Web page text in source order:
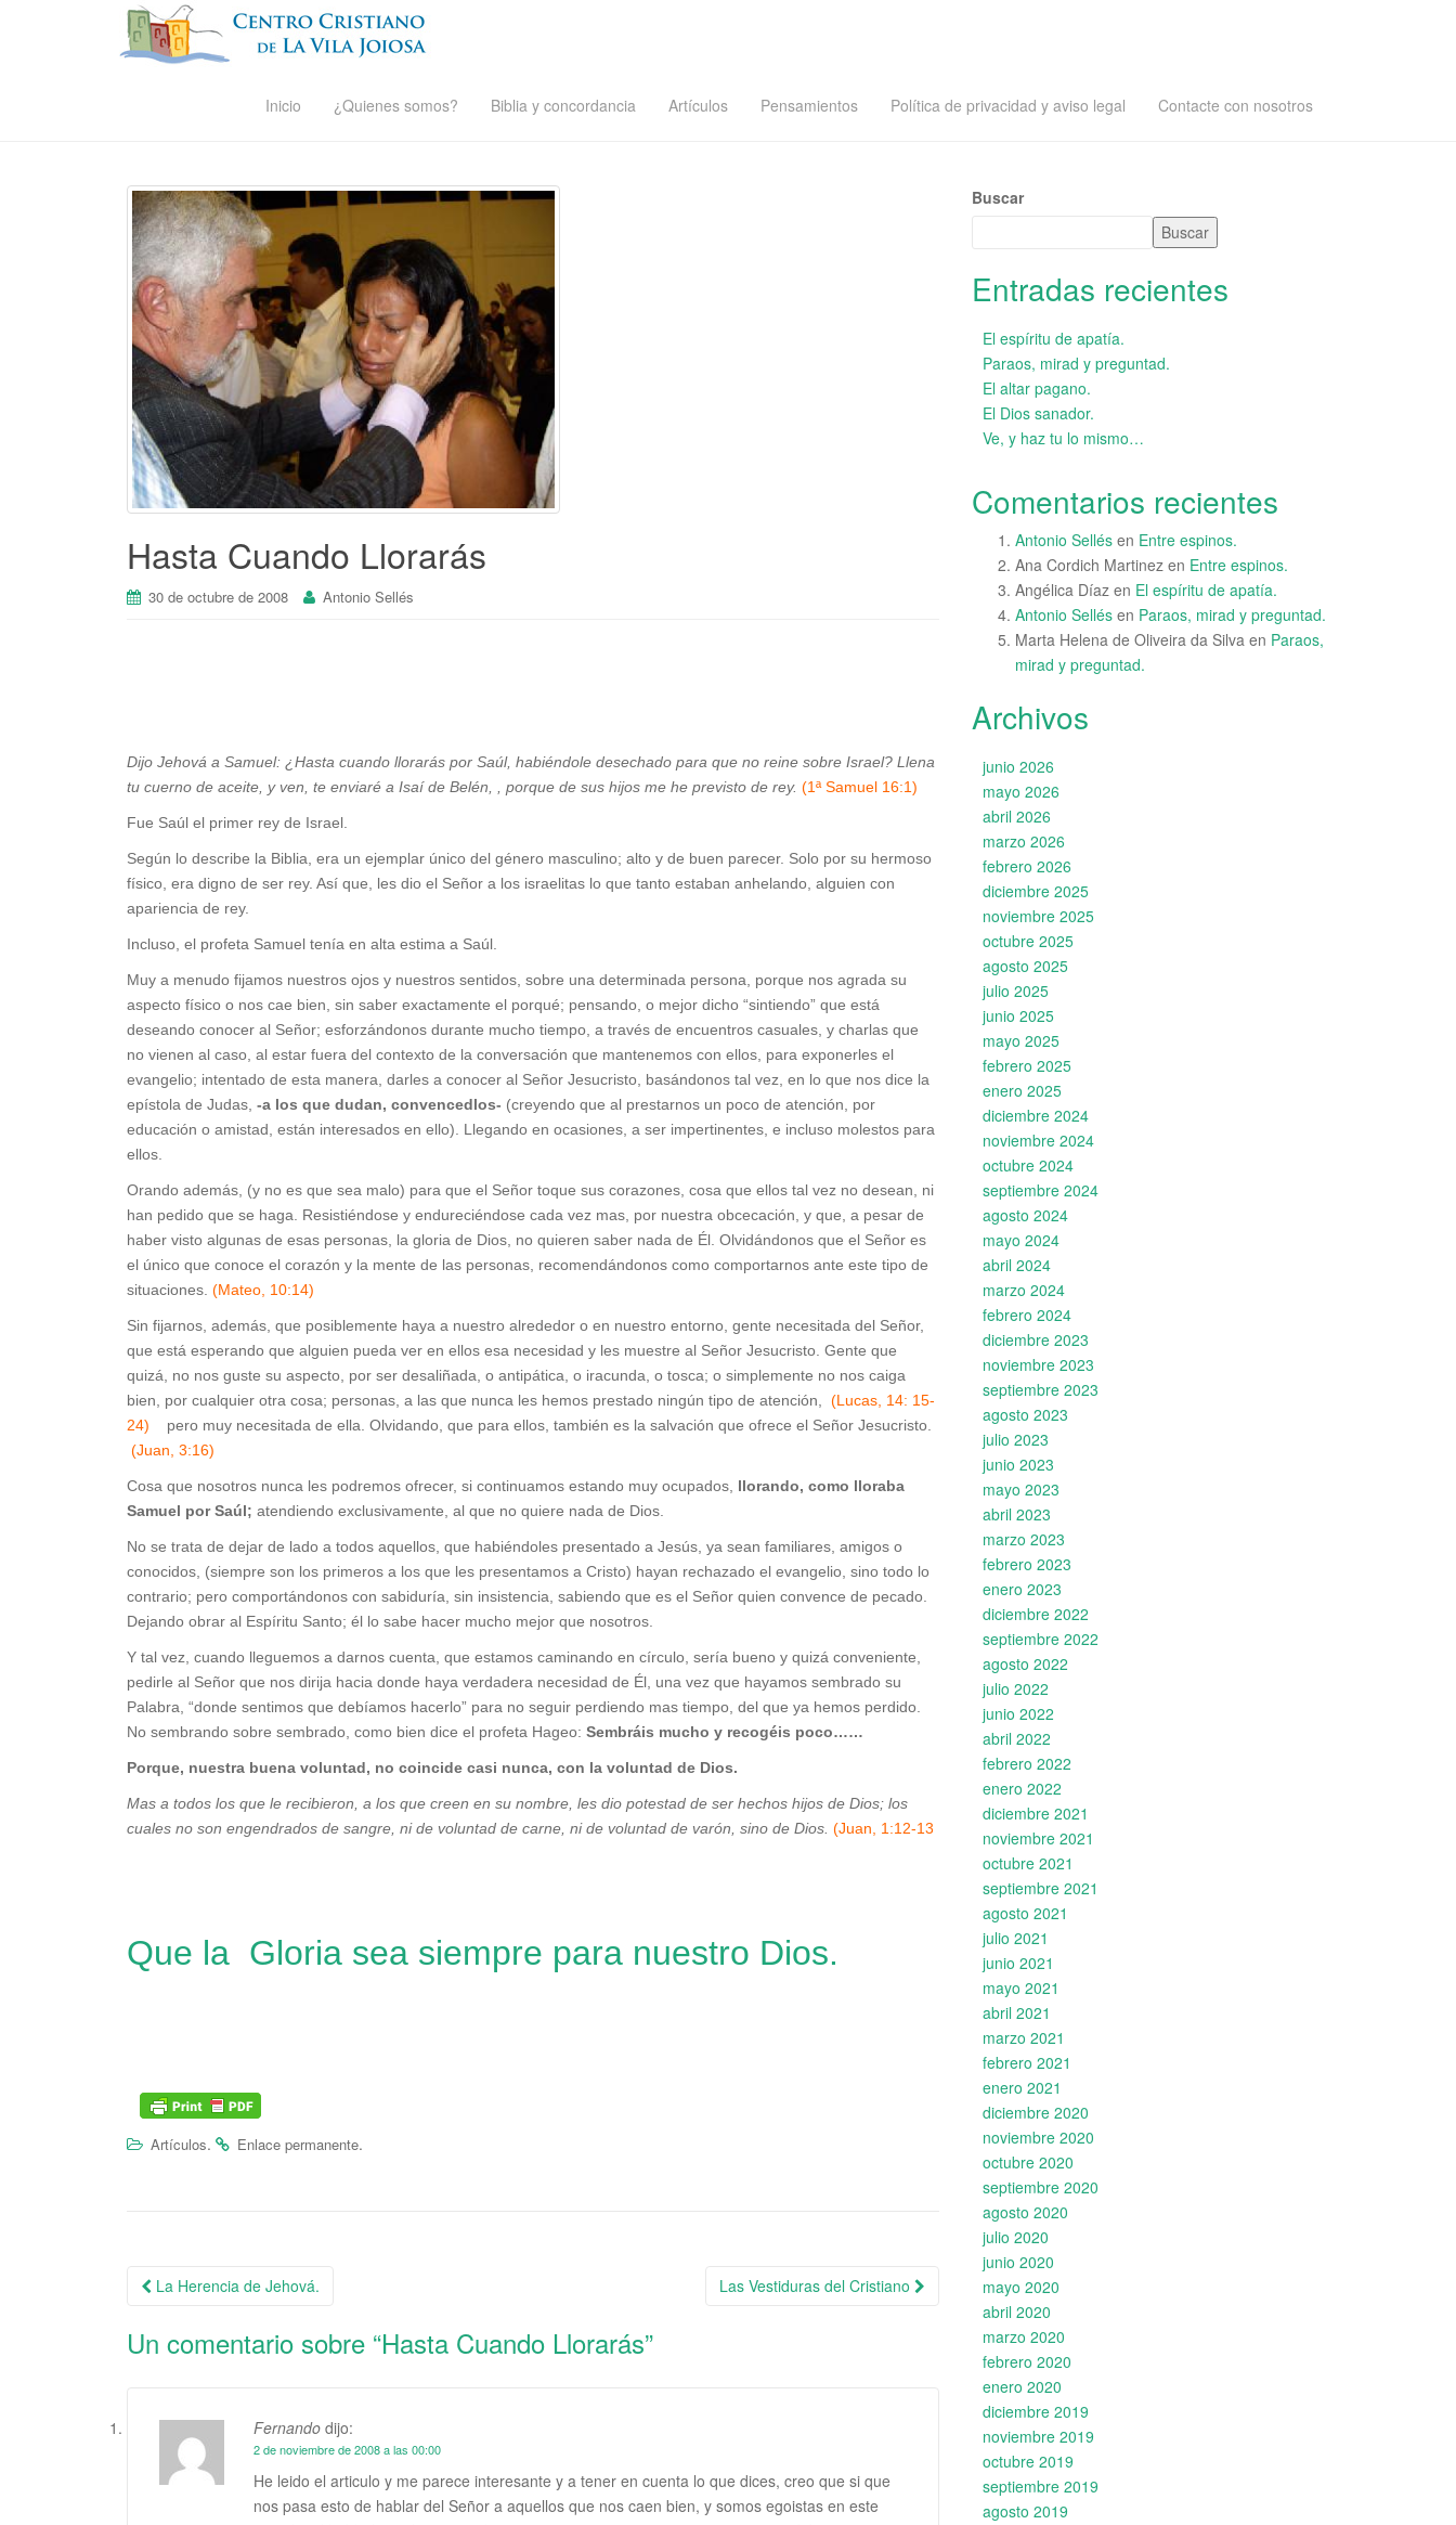
Inicio ¿Quienes somos? Biblia y concordancia Artículos Pensamientos Política de privacidad y aviso legal Contacte con nosotros
Hasta Cuando Llorarás
30 de octubre de 2008 Antonio Sellés
Dijo Jehová a Samuel: ¿Hasta cuando llorarás por Saúl, habiéndole desechado para que no reine sobre Israel? Llena
tu cuerno de aceite, y ven, te enviaré a Isaí de Belén, , porque de sus hijos me he previsto de rey. (1ª Samuel 16:1)
Fue Saúl el primer rey de Israel.
Según lo describe la Biblia, era un ejemplar único del género masculino; alto y de buen parecer. Solo por su hermoso
físico, era digno de ser rey. Así que, les dio el Señor a los israelitas lo que tanto estaban anhelando, alguien con
apariencia de rey.
Incluso, el profeta Samuel tenía en alta estima a Saúl.
Muy a menudo fijamos nuestros ojos y nuestros sentidos, sobre una determinada persona, porque nos agrada su
aspecto físico o nos cae bien, sin saber exactamente el porqué; pensando, o mejor dicho “sintiendo” que está
deseando conocer al Señor; esforzándonos durante mucho tiempo, a través de encuentros casuales, y charlas que
no vienen al caso, al estar fuera del contexto de la conversación que mantenemos con ellos, para exponerles el
evangelio; intentado de esta manera, darles a conocer al Señor Jesucristo, basándonos tal vez, en lo que nos dice la
epístola de Judas, -a los que dudan, convencedlos- (creyendo que al prestarnos un poco de atención, por
educación o amistad, están interesados en ello). Llegando en ocasiones, a ser impertinentes, e incluso molestos para
ellos.
Orando además, (y no es que sea malo) para que el Señor toque sus corazones, cosa que ellos tal vez no desean, ni
han pedido que se haga. Resistiéndose y endureciéndose cada vez mas, por nuestra obcecación, y que, a pesar de
haber visto algunas de esas personas, la gloria de Dios, no quieren saber nada de Él. Olvidándonos que el Señor es
el único que conoce el corazón y la mente de las personas, recomendándonos como comportarnos ante este tipo de
situaciones. (Mateo, 10:14)
Sin fijarnos, además, que posiblemente haya a nuestro alrededor o en nuestro entorno, gente necesitada del Señor,
que está esperando que alguien pueda ver en ellos esa necesidad y les muestre al Señor Jesucristo. Gente que
quizá, no nos guste su aspecto, por ser desaliñada, o antipática, o iracunda, o tosca; o simplemente no nos caiga
bien, por cualquier otra cosa; personas, a las que nunca les hemos prestado ningún tipo de atención, (Lucas, 14: 15-
24) pero muy necesitada de ella. Olvidando, que para ellos, también es la salvación que ofrece el Señor Jesucristo.
(Juan, 3:16)
Cosa que nosotros nunca les podremos ofrecer, si continuamos estando muy ocupados, llorando, como lloraba
Samuel por Saúl; atendiendo exclusivamente, al que no quiere nada de Dios.
No se trata de dejar de lado a todos aquellos, que habiéndoles presentado a Jesús, ya sean familiares, amigos o
conocidos, (siempre son los primeros a los que les presentamos a Cristo) hayan rechazado el evangelio, sino todo lo
contrario; pero comportándonos con sabiduría, sin insistencia, sabiendo que es el Señor quien convence de pecado.
Dejando obrar al Espíritu Santo; él lo sabe hacer mucho mejor que nosotros.
Y tal vez, cuando lleguemos a darnos cuenta, que estamos caminando en círculo, sería bueno y quizá conveniente,
pedirle al Señor que nos dirija hacia donde haya verdadera necesidad de Él, una vez que hayamos sembrado su
Palabra, “donde sentimos que debíamos hacerlo” para no seguir perdiendo mas tiempo, del que ya hemos perdido.
No sembrando sobre sembrado, como bien dice el profeta Hageo: Sembráis mucho y recogéis poco……
Porque, nuestra buena voluntad, no coincide casi nunca, con la voluntad de Dios.
Mas a todos los que le recibieron, a los que creen en su nombre, les dio potestad de ser hechos hijos de Dios; los
cuales no son engendrados de sangre, ni de voluntad de carne, ni de voluntad de varón, sino de Dios. (Juan, 1:12-13
Que la Gloria sea siempre para nuestro Dios.
Artículos. Enlace permanente.
Navegación de la entrada
La Herencia de Jehová. Las Vestiduras del Cristiano
Un comentario sobre “Hasta Cuando Llorarás”
Fernando dijo:
2 de noviembre de 2008 a las 00:00
He leido el articulo y me parece interesante y a tener en cuenta lo que dices, creo que si que
nos pasa esto de hablar del Señor a aquellos que nos caen bien, y somos egoistas en este
Buscar
Buscar
Entradas recientes
El espíritu de apatía.
Paraos, mirad y preguntad.
El altar pagano.
El Dios sanador.
Ve, y haz tu lo mismo…
Comentarios recientes
Antonio Sellés en Entre espinos.
Ana Cordich Martinez en Entre espinos.
Angélica Díaz en El espíritu de apatía.
Antonio Sellés en Paraos, mirad y preguntad.
Marta Helena de Oliveira da Silva en Paraos,
mirad y preguntad.
Archivos
junio 2026
mayo 2026
abril 2026
marzo 2026
febrero 2026
diciembre 2025
noviembre 2025
octubre 2025
agosto 2025
julio 2025
junio 2025
mayo 2025
febrero 2025
enero 2025
diciembre 2024
noviembre 2024
octubre 2024
septiembre 2024
agosto 2024
mayo 2024
abril 2024
marzo 2024
febrero 2024
diciembre 2023
noviembre 2023
septiembre 2023
agosto 2023
julio 2023
junio 2023
mayo 2023
abril 2023
marzo 2023
febrero 2023
enero 2023
diciembre 2022
septiembre 2022
agosto 2022
julio 2022
junio 2022
abril 2022
febrero 2022
enero 2022
diciembre 2021
noviembre 2021
octubre 2021
septiembre 2021
agosto 2021
julio 2021
junio 2021
mayo 2021
abril 2021
marzo 2021
febrero 2021
enero 2021
diciembre 2020
noviembre 2020
octubre 2020
septiembre 2020
agosto 2020
julio 2020
junio 2020
mayo 2020
abril 2020
marzo 2020
febrero 2020
enero 2020
diciembre 2019
noviembre 2019
octubre 2019
septiembre 2019
agosto 2019